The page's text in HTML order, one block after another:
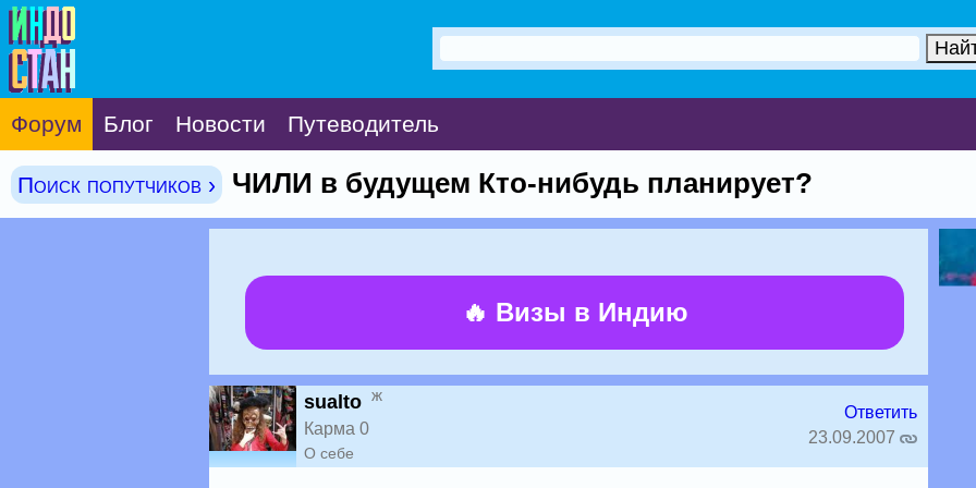
Форум Блог Новости Путеводитель
Поиск попутчиков › ЧИЛИ в будущем Кто-нибудь планирует?
🔥 Визы в Индию
sualto ж
Карма 0
О себе
Ответить
23.09.2007